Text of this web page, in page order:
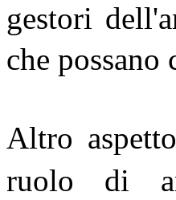
gestori
che
Altro
ruolo di